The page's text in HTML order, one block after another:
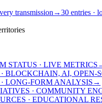
transmission →30 entries ·
STATUS · LIVE METRICS
BLOCKCHAIN, AI, OPEN-
· LONG-FORM ANALYSIS →
· COMMUNITY
· EDUCATIONAL